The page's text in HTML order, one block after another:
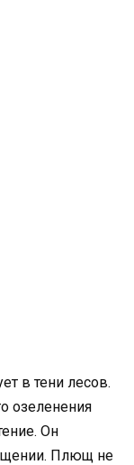
в тени лесов.
озеленения
Он
Плющ не